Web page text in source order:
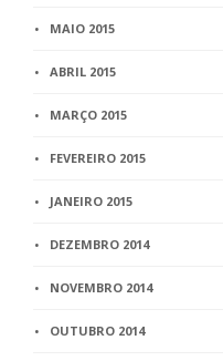
MAIO 2015
ABRIL 2015
MARÇO 2015
FEVEREIRO 2015
JANEIRO 2015
DEZEMBRO 2014
NOVEMBRO 2014
OUTUBRO 2014